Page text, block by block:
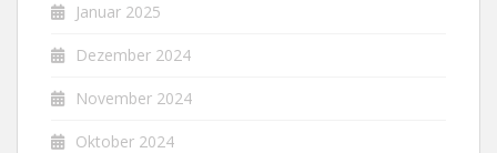
Januar 2025
Dezember 2024
November 2024
Oktober 2024